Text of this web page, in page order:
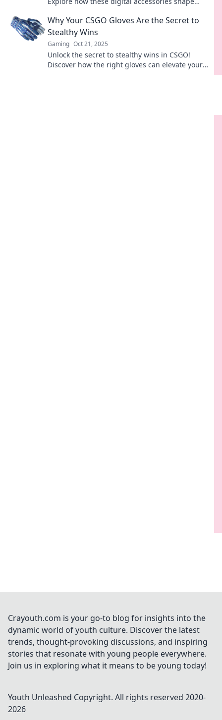
Why Your CSGO Gloves Are the Secret to
Stealthy Wins
Gaming Oct 21, 2025
Unlock the secret to stealthy wins in CSGO!
Discover how the right gloves can elevate your
Crayouth.com is your go-to blog for insights into the
dynamic world of youth culture. Discover the latest
trends, thought-provoking discussions, and inspiring
stories that resonate with young people everywhere.
Join us in exploring what it means to be young today!
Youth Unleashed Copyright. All rights reserved 2020-
2026